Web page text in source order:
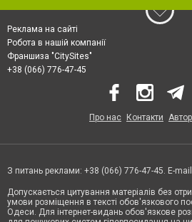
Реклама на сайті
Робота в нашій компанії
Франшиза "CitySites"
+38 (066) 776-47-45
Про нас Контакти
З питань реклами: +38 (066) 776-47-45. E-
Допускається цитування матеріалів без
умови розміщення в тексті обов'язкового
Одеси. Для інтернет-видань обов'язкове